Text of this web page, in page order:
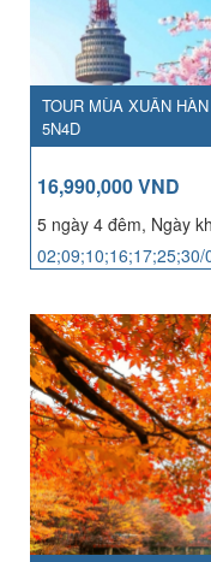
TOUR MÙA XUÂN
5N4D
16,990,000 VND
5 ngày 4 đêm, Ngày
02;09;10;16;17;25;30/